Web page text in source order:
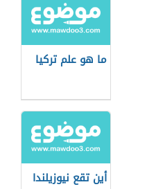
ما هو علم تركيا
أين تقع نيوزيلندا